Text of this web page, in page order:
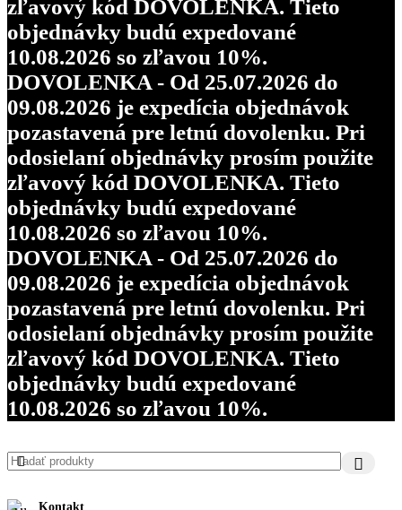
zľavový kód DOVOLENKA. Tieto
objednávky budú expedované
10.08.2026 so zľavou 10%.
DOVOLENKA - Od 25.07.2026 do
09.08.2026 je expedícia objednávok
pozastavená pre letnú dovolenku. Pri
odosielaní objednávky prosím použite
zľavový kód DOVOLENKA. Tieto
objednávky budú expedované
10.08.2026 so zľavou 10%.
DOVOLENKA - Od 25.07.2026 do
09.08.2026 je expedícia objednávok
pozastavená pre letnú dovolenku. Pri
odosielaní objednávky prosím použite
zľavový kód DOVOLENKA. Tieto
objednávky budú expedované
10.08.2026 so zľavou 10%.
Kontakt